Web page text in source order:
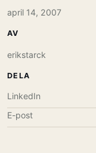
april 14, 2007
AV
erikstarck
DELA
LinkedIn
E-post